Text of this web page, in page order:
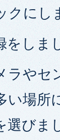
クにし
をしま
ラや
い場所
選びま